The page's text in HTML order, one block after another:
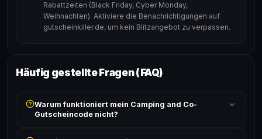
Rabattzeiten (Black Friday, Cyber Monday,
Weihnachten). Aktiviere die Benachrichtigungen auf
gutscheinkiller.de, um kein Blitzangebot zu verpassen.
Häufig gestellte Fragen (FAQ)
Warum funktioniert mein Camping and Co-
Gutscheincode nicht?